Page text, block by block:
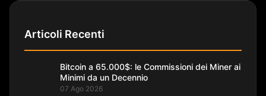
Articoli Recenti
Bitcoin a 65.000$: le Commissioni dei Miner ai
Minimi da un Decennio
07 Ago 2026